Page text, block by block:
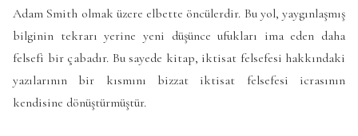
Adam Smith olmak üzere elbette öncülerdir. Bu yol, yaygınlaşmış
bilginin tekrarı yerine yeni düşünce ufukları ima eden daha
felsefi bir çabadır. Bu sayede kitap, iktisat felsefesi hakkındaki
yazılarının bir kısmını bizzat iktisat felsefesi icrasının
kendisine dönüştürmüştür.